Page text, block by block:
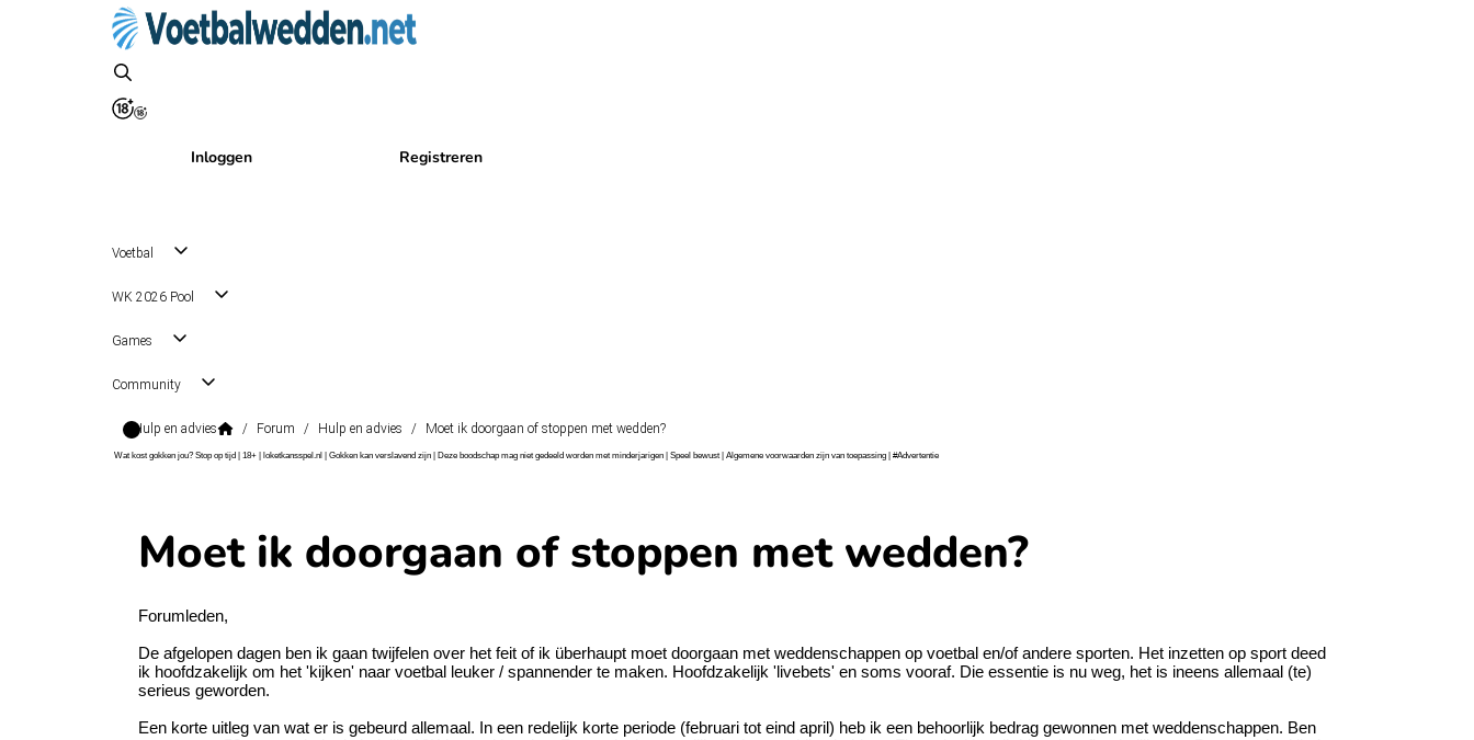
Inloggen Registreren
Voetbal
WK 2026 Pool
Games
Community
Hulp en advies / Forum / Hulp en advies / Moet ik doorgaan of stoppen met wedden?
Wat kost gokken jou? Stop op tijd | 18+ | loketkansspel.nl | Gokken kan verslavend zijn | Deze boodschap mag niet gedeeld worden met minderjarigen | Speel bewust | Algemene voorwaarden zijn van toepassing | #Advertentie
Moet ik doorgaan of stoppen met wedden?
Forumleden,
De afgelopen dagen ben ik gaan twijfelen over het feit of ik überhaupt moet doorgaan met weddenschappen op voetbal en/of andere sporten. Het inzetten op sport deed
ik hoofdzakelijk om het 'kijken' naar voetbal leuker / spannender te maken. Hoofdzakelijk 'livebets' en soms vooraf. Die essentie is nu weg, het is ineens allemaal (te)
serieus geworden.
Een korte uitleg van wat er is gebeurd allemaal. In een redelijk korte periode (februari tot eind april) heb ik een behoorlijk bedrag gewonnen met weddenschappen. Ben